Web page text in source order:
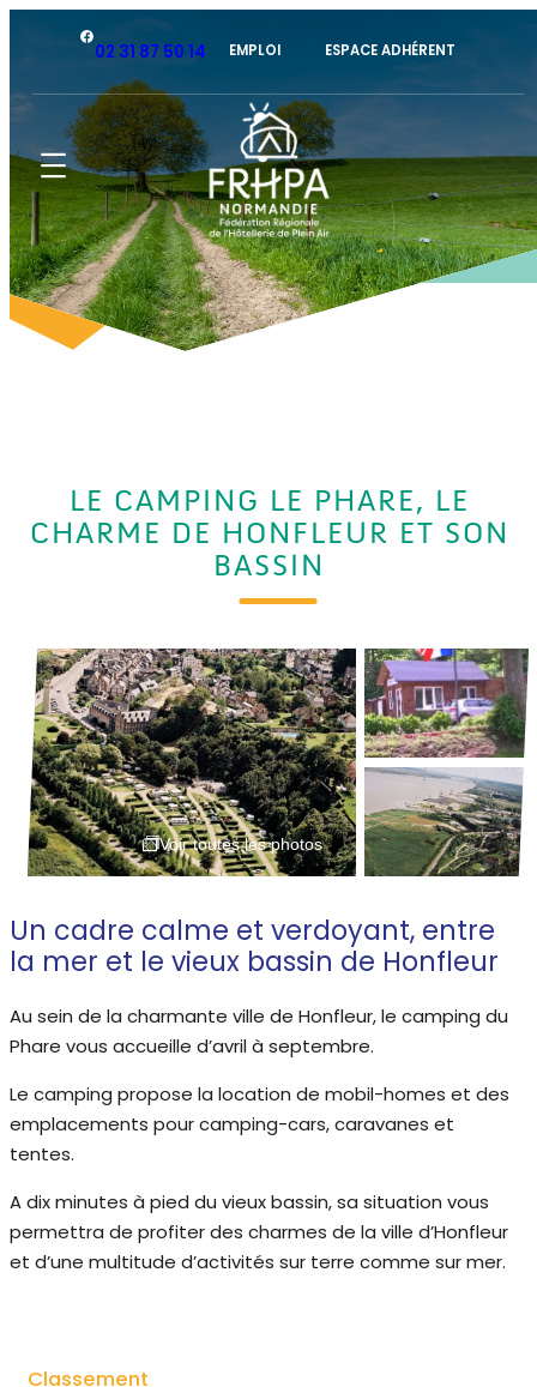
Facebook
02 31 87 50 14 EMPLOI ESPACE ADHÉRENT
LE CAMPING LE PHARE, LE
CHARME DE HONFLEUR ET SON
BASSIN
Voir toutes les photos
Un cadre calme et verdoyant, entre
la mer et le vieux bassin de Honfleur
Au sein de la charmante ville de Honfleur, le camping du
Phare vous accueille d’avril à septembre.
Le camping propose la location de mobil-homes et des
emplacements pour camping-cars, caravanes et
tentes.
A dix minutes à pied du vieux bassin, sa situation vous
permettra de profiter des charmes de la ville d’Honfleur
et d’une multitude d’activités sur terre comme sur mer.
Classement